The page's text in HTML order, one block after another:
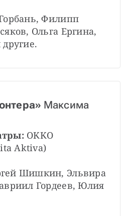
Филипп
Ольга Ергина,
Максима
OKKO
Aktiva)
Шишкин, Эльвира
Гордеев, Юлия